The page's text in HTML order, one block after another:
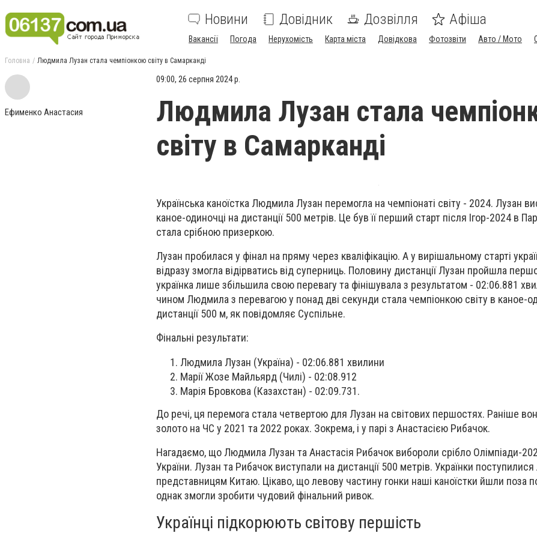
Новини Довідник Дозвілля Афіша
Вакансії Погода Нерухомість Карта міста Довідкова Фотозвіти Авто / Мото
Головна Людмила Лузан стала чемпіонкою світу в Самарканді
Ефименко Анастасия
09:00, 26 серпня 2024 р.
Людмила Лузан стала
світу в Самарканді
Українська каноїстка Людмила Лузан перемогла на чемпіонаті світу - 2024. Лузан
каное-одиночці на дистанції 500 метрів. Це був її перший старт після Ігор-2024 в
стала срібною призеркою.
Лузан пробилася у фінал на пряму через кваліфікацію. А у вирішальному старті
відразу змогла відірватись від суперниць. Половину дистанції Лузан пройшла
українка лише збільшила свою перевагу та фінішувала з результатом - 02:06.881
чином Людмила з перевагою у понад дві секунди стала чемпіонкою світу в каное-
дистанції 500 м, як повідомляє Суспільне.
Фінальні результати:
Людмила Лузан (Україна) - 02:06.881 хвилини
Марії Жозе Майльярд (Чилі) - 02:08.912
Марія Бровкова (Казахстан) - 02:09.731.
До речі, ця перемога стала четвертою для Лузан на світових першостях. Раніше
золото на ЧС у 2021 та 2022 роках. Зокрема, і у парі з Анастасією Рибачок.
Нагадаємо, що Людмила Лузан та Анастасія Рибачок вибороли срібло Олімпіади-
України. Лузан та Рибачок виступали на дистанції 500 метрів. Українки
представницям Китаю. Цікаво, що левову частину гонки наші каноїстки йшли поза
однак змогли зробити чудовий фінальний ривок.
Українці підкорюють світову першість